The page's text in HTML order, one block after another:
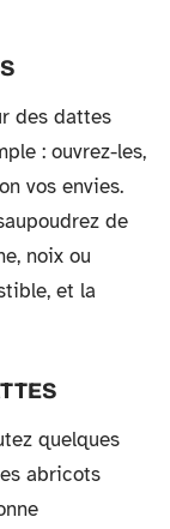
des dattes
: ouvrez-les,
vos envies.
de
noix ou
et la
quelques
abricots